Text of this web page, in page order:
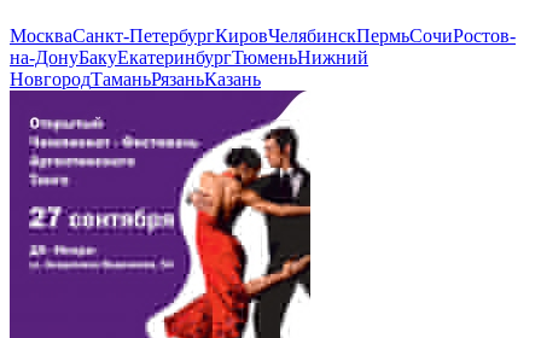
МоскваСанкт-ПетербургКировЧелябинскПермьСочиРостов-
на-ДонуБакуЕкатеринбургТюменьНижний
НовгородТаманьРязаньКазань